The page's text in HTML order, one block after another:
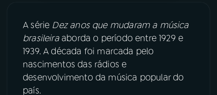
07ÚLTIMAS
PRÊMIO RÁDIO MEC
A série Dez anos que mudaram a música
brasileiraaborda o período entre 1929 e
1939. A década foi marcada pelo
nascimentos das rádios e
desenvolvimento da música popular do
país.